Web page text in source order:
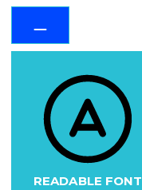
READABLE FONT